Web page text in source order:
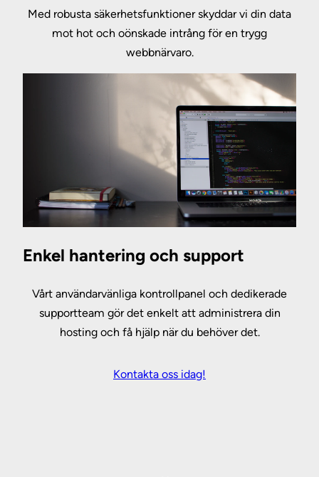
Med robusta säkerhetsfunktioner skyddar vi din data
mot hot och oönskade intrång för en trygg
webbnärvaro.
Enkel hantering och support
Vårt användarvänliga kontrollpanel och dedikerade
supportteam gör det enkelt att administrera din
hosting och få hjälp när du behöver det.
Kontakta oss idag!